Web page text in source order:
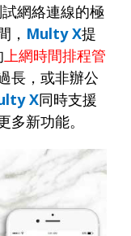
試網絡連線的極
， Multy X提
上網時間排程管
長，或非辦公
X同時支援
多新功能。